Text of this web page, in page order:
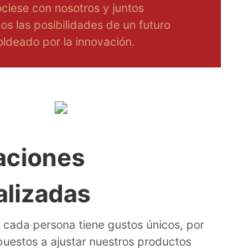
con nosotros y juntos
las posibilidades de un futuro
por la innovación.
cada persona tiene gustos únicos, por
a ajustar nuestros productos